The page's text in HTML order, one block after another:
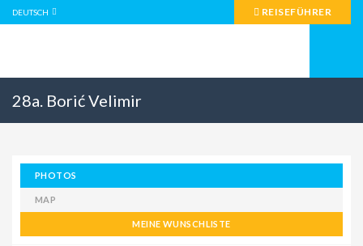
DEUTSCH REISEFÜHRER
28a. Borić Velimir
PHOTOS
MAP
MEINE WUNSCHLISTE